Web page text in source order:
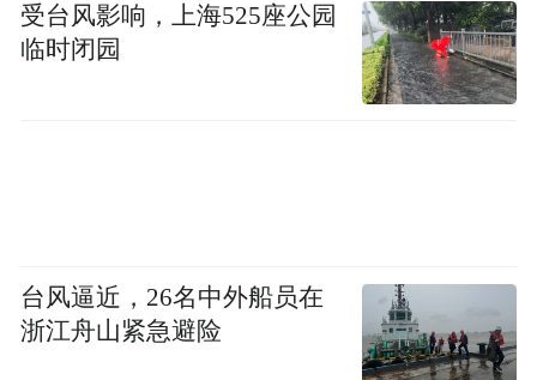
受台风影响，上海525座公园
临时闭园
台风逼近，26名中外船员在
浙江舟山紧急避险